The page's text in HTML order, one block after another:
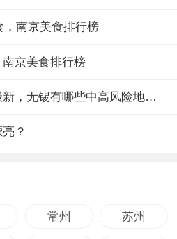
，南京美食排行榜
京美食排行榜
无锡中高风险地区名单最新，无锡有哪些中高风险地区？
？
常州 苏州